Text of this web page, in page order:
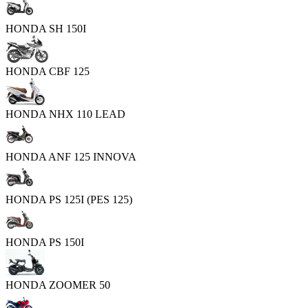
HONDA SH 150I
HONDA CBF 125
HONDA NHX 110 LEAD
HONDA ANF 125 INNOVA
HONDA PS 125I (PES 125)
HONDA PS 150I
HONDA ZOOMER 50